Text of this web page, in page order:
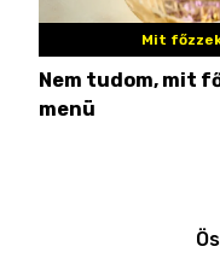
Mit
Nem tudom, mit
menü